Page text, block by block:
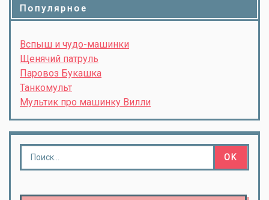
Популярное
Вспыш и чудо-машинки
Щенячий патруль
Паровоз Букашка
Танкомульт
Мультик про машинку Вилли